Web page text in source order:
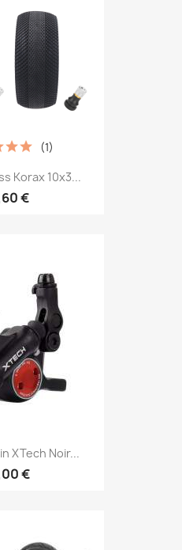
Korax 10x3...
€
(1)
XTech Noir...
€